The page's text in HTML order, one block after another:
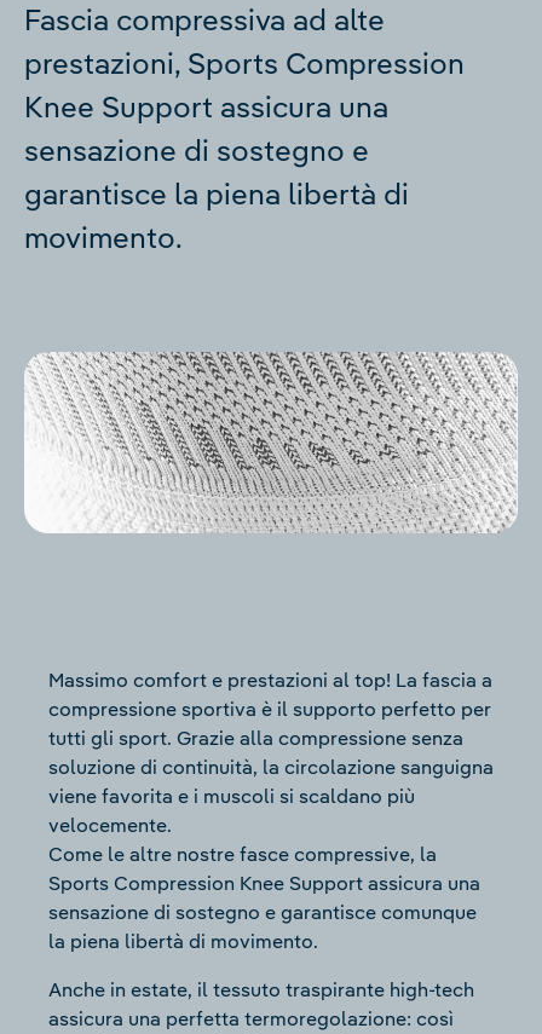
Fascia compressiva ad alte
prestazioni, Sports Compression
Knee Support assicura una
sensazione di sostegno e
garantisce la piena libertà di
movimento.
Massimo comfort e prestazioni al top! La fascia a
compressione sportiva è il supporto perfetto per
tutti gli sport. Grazie alla compressione senza
soluzione di continuità, la circolazione sanguigna
viene favorita e i muscoli si scaldano più
velocemente.
Come le altre nostre fasce compressive, la
Sports Compression Knee Support assicura una
sensazione di sostegno e garantisce comunque
la piena libertà di movimento.
Anche in estate, il tessuto traspirante high-tech
assicura una perfetta termoregolazione: così